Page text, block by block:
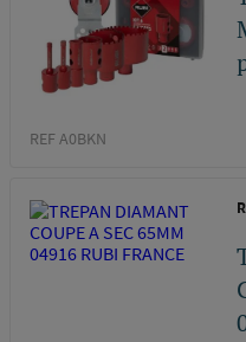
REF A0BKN